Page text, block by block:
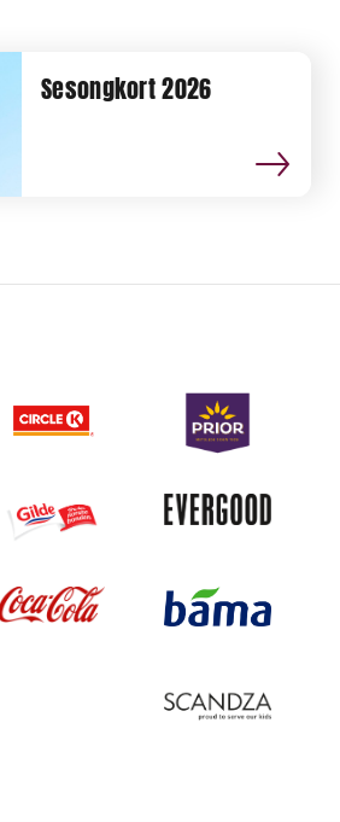
Sesongkort 2026